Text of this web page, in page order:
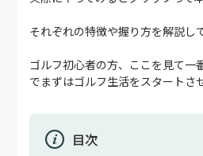
それぞれの特徴や握り方を解説し
ゴルフ初心者の方、ここを見て一
でまずはゴルフ生活をスタートさ
目次